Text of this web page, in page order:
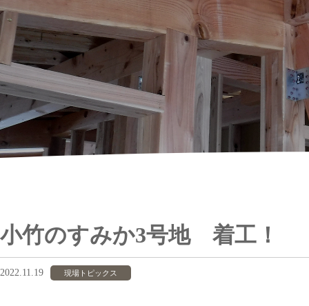
小竹のすみか3号地 着工！
2022.11.19 現場トピックス